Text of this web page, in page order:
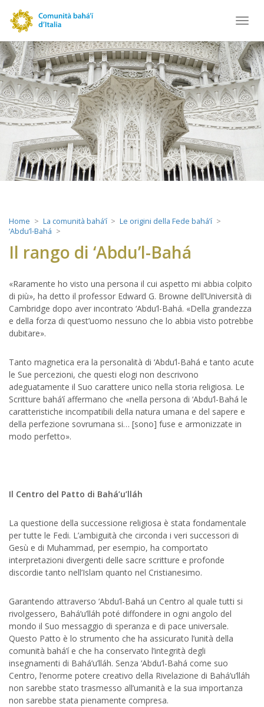
Home La comunità bahá’í
Le origini della Fede bahá’í
‘Abdu’l-Bahá
Il rango di ‘Abdu’l-Bahá
«Raramente ho visto una persona il cui aspetto mi abbia colpito
di più», ha detto il professor Edward G. Browne dell’Università di
Cambridge dopo aver incontrato ‘Abdu’l-Bahá. «Della grandezza
e della forza di quest’uomo nessuno che lo abbia visto potrebbe
dubitare».
Tanto magnetica era la personalità di ‘Abdu’l-Bahá e tanto acute
le Sue percezioni, che questi elogi non descrivono
adeguatamente il Suo carattere unico nella storia religiosa. Le
Scritture bahá’í affermano che «nella persona di ‘Abdu’l-Bahá le
caratteristiche incompatibili della natura umana e del sapere e
della perfezione sovrumana si… [sono] fuse e armonizzate in
modo perfetto».
Il Centro del Patto di Bahá’u’lláh
La questione della successione religiosa è stata fondamentale
per tutte le Fedi. L’ambiguità che circonda i veri successori di
Gesù e di Muhammad, per esempio, ha comportato
interpretazioni divergenti delle sacre scritture e profonde
discordie tanto nell’Islam quanto nel Cristianesimo.
Garantendo attraverso ‘Abdu’l-Bahá un Centro al quale tutti si
rivolgessero, Bahá’u’lláh poté diffondere in ogni angolo del
mondo il Suo messaggio di speranza e di pace universale.
Questo Patto è lo strumento che ha assicurato l’unità della
comunità bahá’í e che ha conservato l’integrità degli
insegnamenti di Bahá’u’lláh. Senza ‘Abdu’l-Bahá come suo
Centro, l’enorme potere creativo della Rivelazione di Bahá’u’lláh
non sarebbe stato trasmesso all’umanità e la sua importanza
non sarebbe stata pienamente compresa.